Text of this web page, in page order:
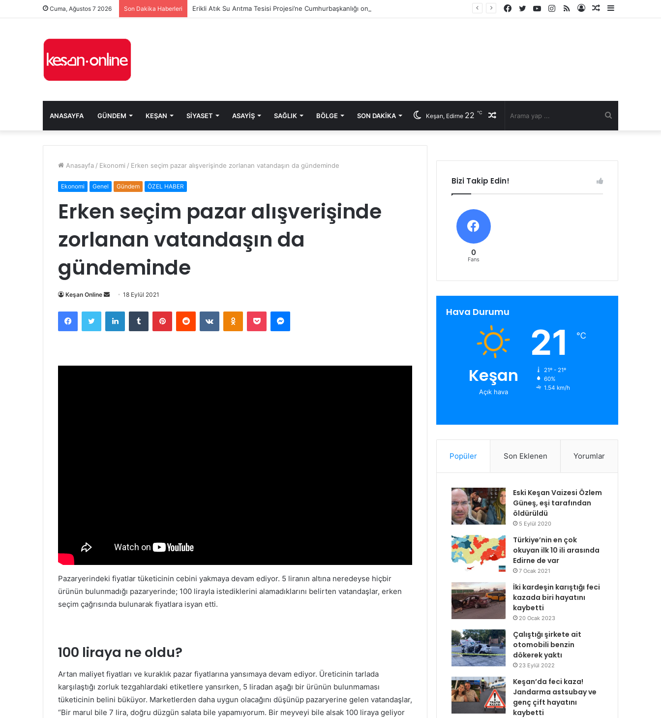
Cuma, Ağustos 7 2026 Son Dakika Haberleri Erikli Atık Su Arıtma Tesisi Projesi’ne Cumhurbaşkanlığı onayı
Kenar
Rastgele
Kayıt
RSS
Instagram
YouTube
Twitter
Facebook
ANASAYFA GÜNDEM KEŞAN SIYASET ASAYIŞ SAĞLIK BÖLGE SON DAKIKA Rastgele
Keşan, Edirne 22 ℃
Anasayfa / Ekonomi / Erken seçim pazar alışverişinde zorlanan vatandaşın da gündeminde
Ekonomi Genel Gündem ÖZEL HABER
Erken seçim pazar alışverişinde
zorlanan vatandaşın da
gündeminde
Keşan Online
Bir
posta
göndermek
18 Eylül 2021
FacebookTwitter LinkedInTumblr PinterestReddit VKontakteOdnoklassniki
Pocket Messenger
Pazaryerindeki fiyatlar tüketicinin cebini yakmaya devam ediyor. 5 liranın altına neredeyse hiçbir
ürünün bulunmadığı pazaryerinde; 100 lirayla istediklerini alamadıklarını belirten vatandaşlar, erken
seçim çağrısında bulunarak fiyatlara isyan etti.
100 liraya ne oldu?
Artan maliyet fiyatları ve kuraklık pazar fiyatlarına yansımaya devam ediyor. Üreticinin tarlada
karşılaştığı zorluk tezgahlardaki etiketlere yansırken, 5 liradan aşağı bir ürünün bulunmaması
tüketicinin belini büküyor. Marketlerden daha uygun olacağını düşünüp pazaryerine gelen vatandaşlar,
“Bir marul bile 7 lira, doğru düzgün salata bile yapamıyorum. Bir meyveyi bile alsak 100 liraya geliyor
Bizi Takip Edin!
0
Fans
Hava Durumu
Keşan
Açık hava
21 ℃
21º - 21º
60%
1.54 km/h
Popüler Son Eklenen Yorumlar
Eski Keşan Vaizesi Özlem
Güneş, eşi tarafından
öldürüldü
5 Eylül 2020
Türkiye’nin en çok
okuyan ilk 10 ili arasında
Edirne de var
7 Ocak 2021
İki kardeşin karıştığı feci
kazada biri hayatını
kaybetti
20 Ocak 2023
Çalıştığı şirkete ait
otomobili benzin
dökerek yaktı
23 Eylül 2022
Keşan’da feci kaza!
Jandarma astsubay ve
genç çift hayatını
kaybetti